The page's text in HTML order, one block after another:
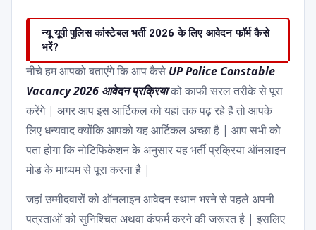
न्यू यूपी पुलिस कांस्टेबल भर्ती 2026 के लिए आवेदन फॉर्म कैसे
भरें?
नीचे हम आपको बताएंगे कि आप कैसे UP Police Constable
Vacancy 2026 आवेदन प्रक्रियाको काफी सरल तरीके से पूरा
करेंगे | अगर आप इस आर्टिकल को यहां तक पढ़ रहे हैं तो आपके
लिए धन्यवाद क्योंकि आपको यह आर्टिकल अच्छा है | आप सभी को
पता होगा कि नोटिफिकेशन के अनुसार यह भर्ती प्रक्रिया ऑनलाइन
मोड के माध्यम से पूरा करना है |
जहां उम्मीदवारों को ऑनलाइन आवेदन स्थान भरने से पहले अपनी
पत्रताओं को सुनिश्चित अथवा कंफर्म करने की जरूरत है | इसलिए